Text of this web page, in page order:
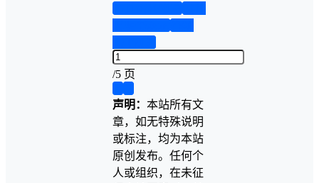
/5 页
声明： 本站所有文
章，如无特殊说明
或标注，均为本站
原创发布。任何个
人或组织，在未征